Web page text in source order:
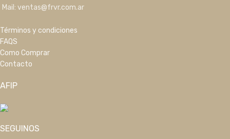
Mail: ventas@frvr.com.ar
Términos y condiciones
FAQS
Como Comprar
Contacto
AFIP
SEGUINOS